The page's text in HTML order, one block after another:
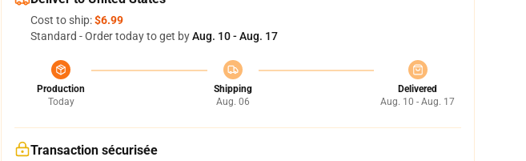
Cost to ship:$6.99
Standard - Order today to get byAug. 10 - Aug. 17
Production
Today
Shipping
Aug. 06
Delivered
Aug. 10 - Aug. 17
Transaction sécurisée